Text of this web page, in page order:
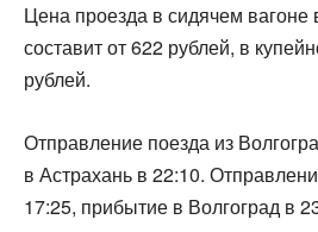
Цена проезда в сидячем вагоне
составит от 622 рублей, в
рублей.
Отправление поезда из
в Астрахань в 22:10.
17:25, прибытие в Волгоград в